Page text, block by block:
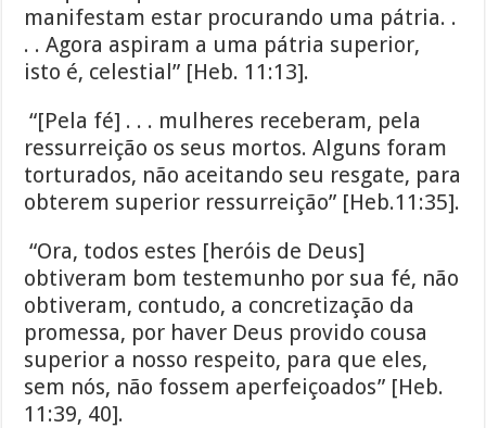
manifestam estar procurando uma pátria. .
. . Agora aspiram a uma pátria superior,
isto é, celestial” [Heb. 11:13].
“[Pela fé] . . . mulheres receberam, pela
ressurreição os seus mortos. Alguns foram
torturados, não aceitando seu resgate, para
obterem superior ressurreição” [Heb.11:35].
“Ora, todos estes [heróis de Deus]
obtiveram bom testemunho por sua fé, não
obtiveram, contudo, a concretização da
promessa, por haver Deus provido cousa
superior a nosso respeito, para que eles,
sem nós, não fossem aperfeiçoados” [Heb.
11:39, 40].